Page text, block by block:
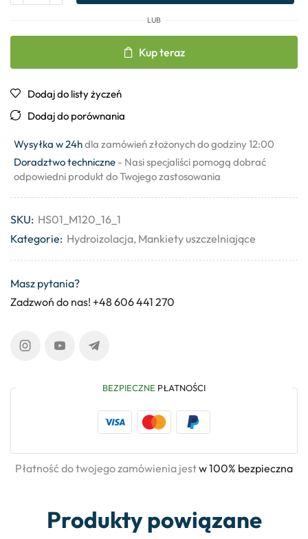
LUB
Kup teraz
Dodaj do listy życzeń
Dodaj do porównania
Wysyłka w 24hdla zamówień złożonych do godziny 12:00
Doradztwo techniczne - Nasi specjaliści pomogą dobrać
odpowiedni produkt do Twojego zastosowania
SKU: HS01_M120_16_1
Kategorie: Hydroizolacja, Mankiety uszczelniające
Masz pytania?
Zadzwoń do nas! +48 606 441 270
BEZPIECZNE PŁATNOŚCI
Płatność do twojego zamówienia jestw 100% bezpieczna
Produkty powiązane